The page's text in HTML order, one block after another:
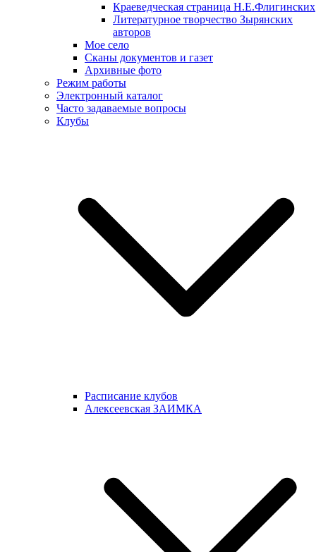
Краеведческая страница Н.Е.Флигинских
Литературное творчество Зырянских
авторов
Мое село
Сканы документов и газет
Архивные фото
Режим работы
Электронный каталог
Часто задаваемые вопросы
Клубы
Расписание клубов
Алексеевская ЗАИМКА